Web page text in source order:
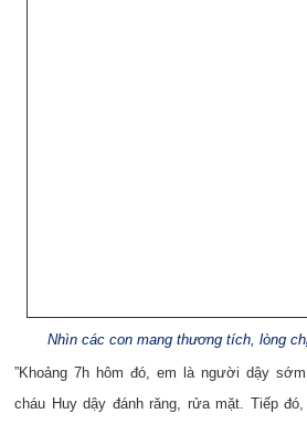
Nhìn các con mang thương tích, lòng
”Khoảng 7h hôm đó, em là người dậy
cháu Huy dậy đánh răng, rửa mặt. Tiếp